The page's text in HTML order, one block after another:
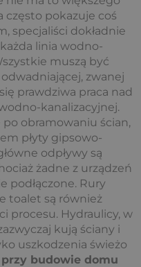
często pokazuje coś
specjaliści dokładnie
linia wodno-
muszą być
zwanej
prawdziwa praca nad
kanalizacyjnej.
obramowaniu ścian,
płyty gipsowo-
odpływy są
żadne z urządzeń
podłączone. Rury
toalet są również
procesu. Hydraulicy, w
kują ściany i
uszkodzenia świeżo
budowie domu